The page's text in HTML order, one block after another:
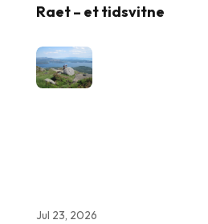
Raet – et tidsvitne
Jul 23, 2026